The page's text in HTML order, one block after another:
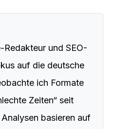
Redakteur und SEO-
auf die deutsche
ich Formate
Zeiten“ seit
basieren auf